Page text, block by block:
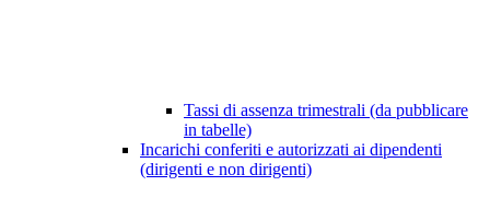
Tassi di assenza trimestrali (da pubblicare
in tabelle)
Incarichi conferiti e autorizzati ai dipendenti
(dirigenti e non dirigenti)